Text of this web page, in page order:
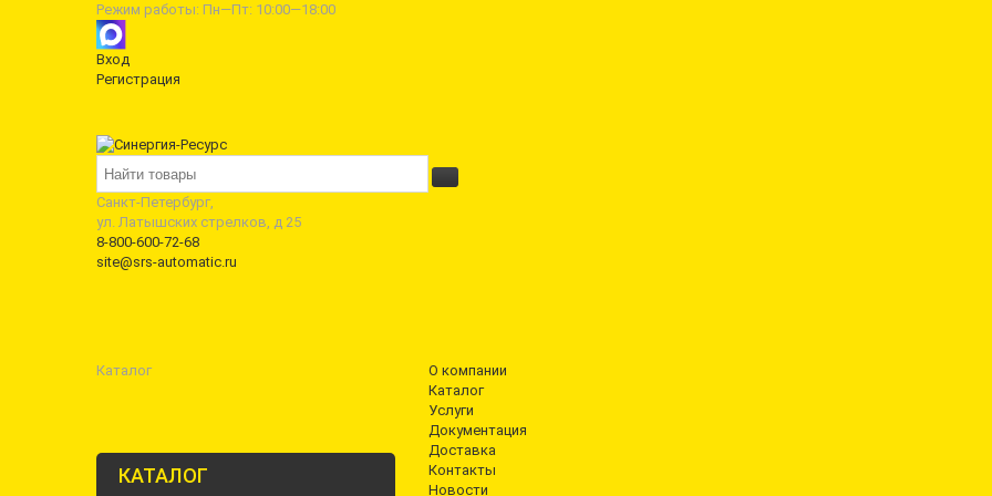
Режим работы: Пн—Пт: 10:00—18:00
Вход
Регистрация
Санкт-Петербург,
ул. Латышских стрелков, д 25
8-800-600-72-68
site@srs-automatic.ru
Каталог
О компании
Каталог
Услуги
Документация
Доставка
Контакты
Новости
КАТАЛОГ